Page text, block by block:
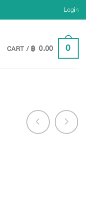
Login
CART /฿ 0.00 0